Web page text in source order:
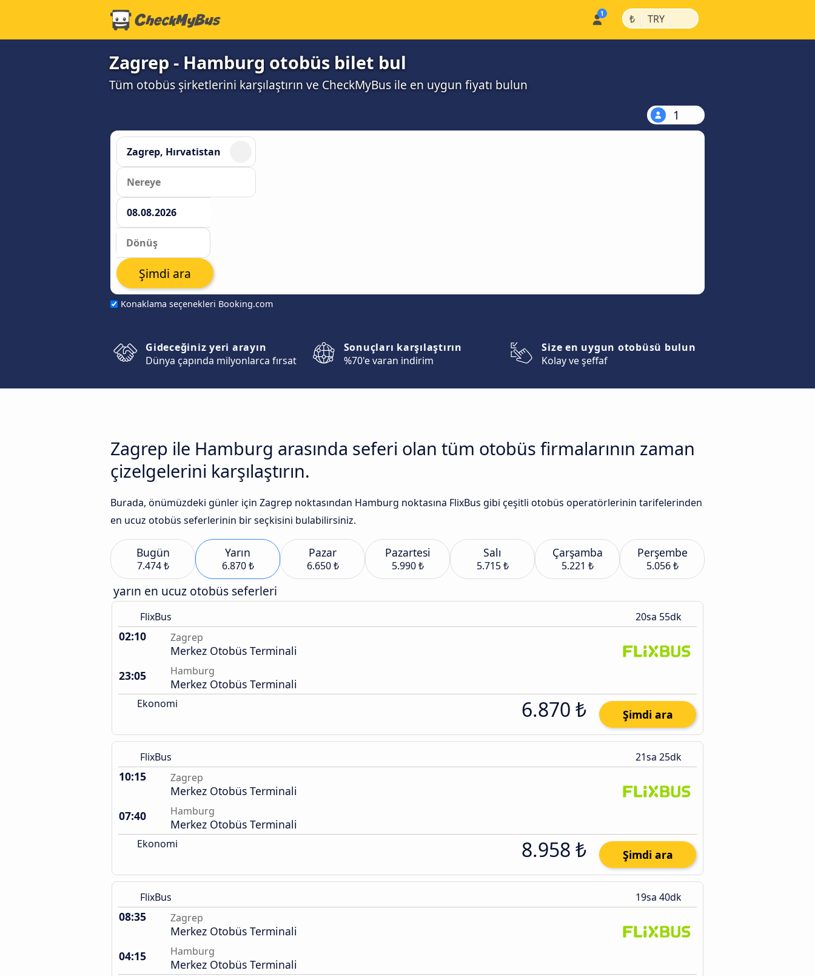
₺ | TRY |
Zagrep - Hamburg otobüs bilet bul
Tüm otobüs şirketlerini karşılaştırın ve CheckMyBus ile en uygun fiyatı bulun
1
Konaklama seçenekleri Booking.com
Şimdi ara
Gideceğiniz yeri arayın
Dünya çapında milyonlarca fırsat
Sonuçları karşılaştırın
%70'e varan indirim
Size en uygun otobüsü bulun
Kolay ve şeffaf
Zagrep ile Hamburg arasında seferi olan tüm otobüs firmalarının zaman
çizelgelerini karşılaştırın.
Burada, önümüzdeki günler için Zagrep noktasından Hamburg noktasına FlixBus gibi çeşitli otobüs operatörlerinin tarifelerinden
en ucuz otobüs seferlerinin bir seçkisini bulabilirsiniz.
Bugün
7.474 ₺
Yarın
6.870 ₺
Pazar
6.650 ₺
Pazartesi
5.990 ₺
Salı
5.715 ₺
Çarşamba
5.221 ₺
Perşembe
5.056 ₺
yarın en ucuz otobüs seferleri
FlixBus 20sa 55dk
02:10 Zagrep
Merkez Otobüs Terminali
23:05
Hamburg
Merkez Otobüs Terminali
Ekonomi 6.870 ₺ Şimdi ara
FlixBus 21sa 25dk
10:15 Zagrep
Merkez Otobüs Terminali
07:40
Hamburg
Merkez Otobüs Terminali
Ekonomi 8.958 ₺ Şimdi ara
FlixBus 19sa 40dk
08:35 Zagrep
Merkez Otobüs Terminali
04:15
Hamburg
Merkez Otobüs Terminali